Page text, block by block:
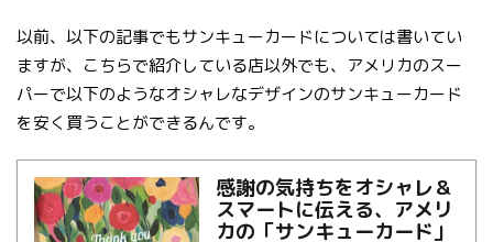
以前、以下の記事でもサンキューカードについては書いてい
ますが、こちらで紹介している店以外でも、アメリカのスー
パーで以下のようなオシャレなデザインのサンキューカード
を安く買うことができるんです。
感謝の気持ちをオシャレ＆
スマートに伝える、アメリ
カの「サンキューカード」